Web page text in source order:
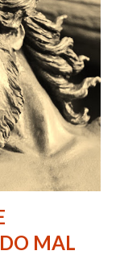
agarro com
Santa Cruz.
a todas as
e
para que se
as suas
agora eu não
espíritos
de
MAL